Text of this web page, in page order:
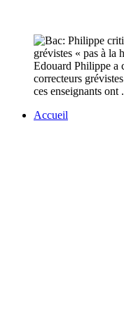
Edouard Philippe a
correcteurs
ces enseignants ont
Accueil